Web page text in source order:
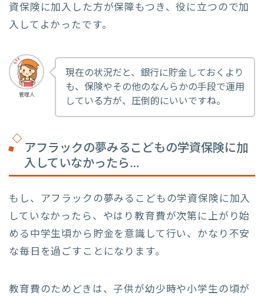
資保険に加入した方が保障もつき、役に立つので加
入してよかったです。
管理人
現在の状況だと、銀行に貯金しておくより
も、保険やその他のなんらかの手段で運用
している方が、圧倒的にいいですね。
アフラックの夢みるこどもの学資保険に加
入していなかったら…
もし、アフラックの夢みるこどもの学資保険に加入
していなかったら、やはり教育費が次第に上がり始
める中学生頃から貯金を意識して行い、かなり不安
な毎日を過ごすことになります。
教育費のためどきは、子供が幼少時や小学生の頃が